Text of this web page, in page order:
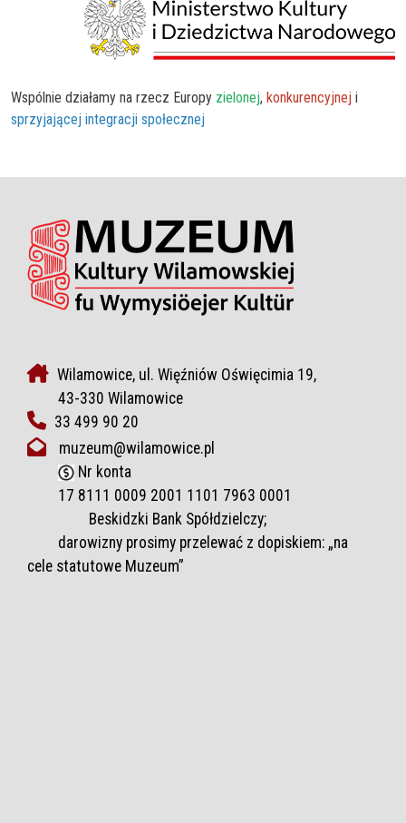
Wspólnie działamy na rzecz Europy zielonej, konkurencyjnej i
sprzyjającej integracji społecznej
Wilamowice, ul. Więźniów Oświęcimia 19,
43-330 Wilamowice
33 499 90 20
muzeum@wilamowice.pl
Nr konta
17 8111 0009 2001 1101 7963 0001
Beskidzki Bank Spółdzielczy;
darowizny prosimy przelewać z dopiskiem: „na
cele statutowe Muzeum”